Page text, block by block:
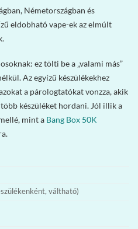
Németországban és
eldobható vape-ek az elmúlt
ez tölti be a „valami más”
Az egyízű készülékekhez
a párologtatókat vonzza, akik
készüléket hordani. Jól illik a
mint a Bang Box 50K
váltható)